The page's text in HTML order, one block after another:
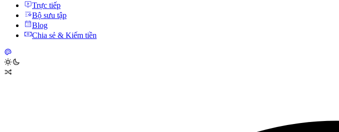
Trực tiếp
Bộ sưu tập
Blog
Chia sẻ & Kiếm tiền